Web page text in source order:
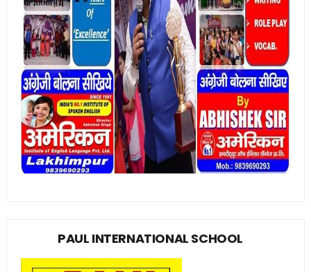
PAUL INTERNATIONAL SCHOOL